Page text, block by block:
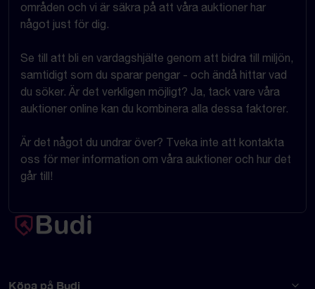
områden och vi är säkra på att våra auktioner har
något just för dig.
Se till att bli en vardagshjälte genom att bidra till miljön,
samtidigt som du sparar pengar - och ändå hittar vad
du söker. Är det verkligen möjligt? Ja, tack vare våra
auktioner online kan du kombinera alla dessa faktorer.
Är det något du undrar över? Tveka inte att kontakta
oss för mer information om våra auktioner och hur det
går till!
Köpa på Budi